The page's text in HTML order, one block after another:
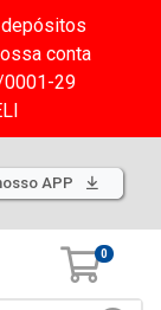
depósitos
conta
0001-29
APP
0